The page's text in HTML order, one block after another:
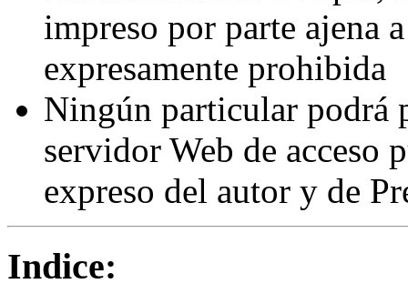
impreso por parte ajena
expresamente prohibida
Ningún particular podrá
servidor Web de acceso
expreso del autor y de
Indice: